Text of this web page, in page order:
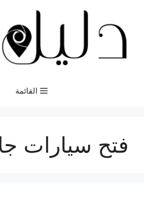
المحتوى
القائمة
فتح سيارات